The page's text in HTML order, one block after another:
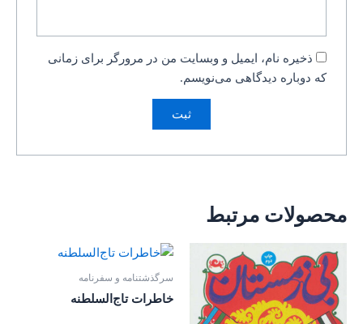
ذخیره نام، ایمیل و وبسایت من در مرورگر برای زمانی
که دوباره دیدگاهی می‌نویسم.
محصولات مرتبط
سرگذشتنامه و سفرنامه
خاطرات تاج‌السلطنه